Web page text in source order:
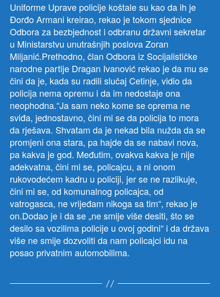
Uniforme Uprave policije koštale su kao da ih je
Đorđo Armani kreirao, rekao je tokom sjednice
Odbora za bezbjednost i odbranu državni sekretar
u Ministarstvu unutrašnjih poslova Zoran
Miljanić.Prethodno, član Odbora iz Socijalističke
narodne partije Dragan Ivanović rekao je da mu se
čini da je, kada su radili slučaj Cetinje, vidio da
policija nema opremu i da im nedostaje ona
neophodna.“Ja sam neko kome se oprema ne
sviđa, jednostavno, čini mi se da policija to mora
da rješava. Shvatam da je nekad bila nužda da se
promjeni ona stara, pa hajde da se nabavi nova,
pa kakva je god. Međutim, ovakva kakva je nije
adekvatna, čini mi se, policajcu, a ni onom
rukovodećem kadru u policiji, jer se ne razlikuje,
čini mi se, od komunalnog policajca, od
vatrogasca, ne vrijeđam nikoga sa tim“, rekao je
on.Dodao je i da se „ne smije više desiti, što se
desilo sa vozilima policije u ovoj godini“ i da država
više ne smije dozvoliti da nam policajci idu na
posao privatnim automobilima.